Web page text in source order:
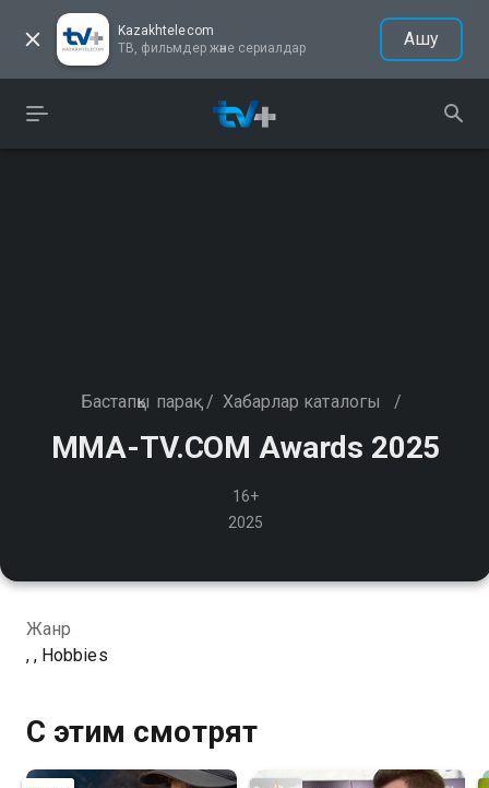
Kazakhtelecom
ТВ, фильмдер және сериалдар
Ашу
Бастапқы парақ / Хабарлар каталогы /
MMA-TV.COM Awards 2025
16+
2025
Жанр
, , Hobbies
С этим смотрят